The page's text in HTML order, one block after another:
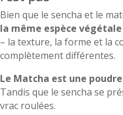
Bien que le sencha et le
la même espèce végétale
– la texture, la forme et la
complètement différentes.
Le Matcha est une
Tandis que le sencha se
vrac roulées.